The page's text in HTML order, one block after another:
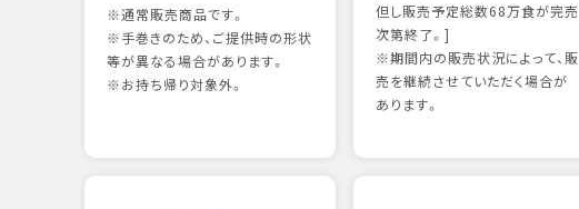
※通常販売商品です。
※手巻きのため、ご提供時の形状
等が異なる場合があります。
※お持ち帰り対象外。
但し販売予定総数68万食が完売
次第終了。]
※期間内の販売状況によって、販
売を継続させていただく場合が
あります。